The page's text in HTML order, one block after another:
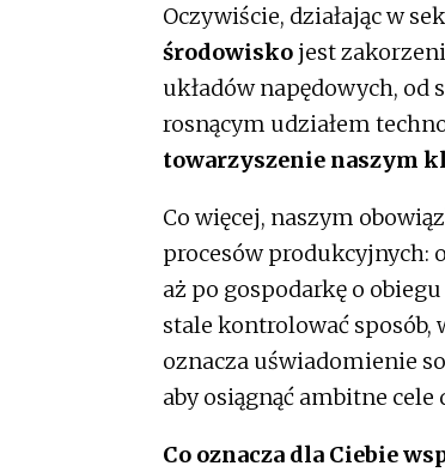
Oczywiście, działając w
środowisko jest
układów napędowych,
rosnącym udziałem
towarzyszenie naszym
Co więcej, naszym
procesów produkcyjnych:
aż po gospodarkę o
stale kontrolować sposób,
oznacza uświadomienie
aby osiągnąć ambitne cele
Co oznacza dla Ciebie